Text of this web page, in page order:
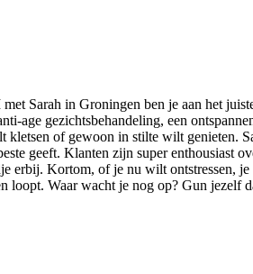
Sarah in Groningen ben je aan het
age gezichtsbehandeling, een
of gewoon in stilte wilt genieten.
geeft. Klanten zijn super enthousiast
erbij. Kortom, of je nu wilt
loopt. Waar wacht je nog op? Gun jezelf